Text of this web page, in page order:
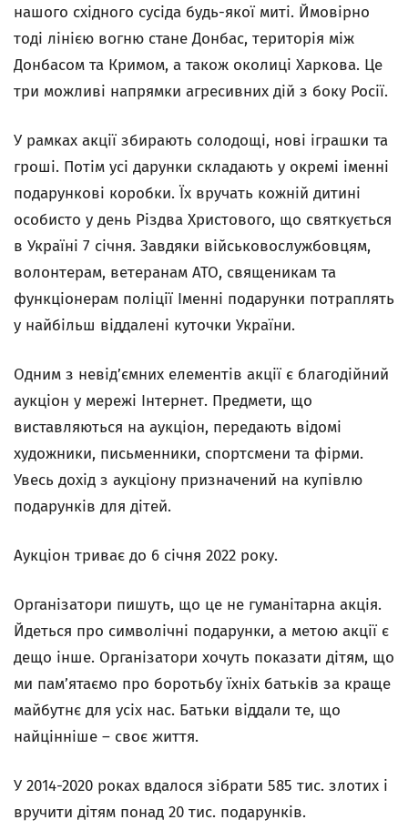
нашого східного сусіда будь-якої миті. Ймовірно
тоді лінією вогню стане Донбас, територія між
Донбасом та Кримом, а також околиці Харкова. Це
три можливі напрямки агресивних дій з боку Росії.
​У рамках акції збирають солодощі, нові іграшки та
гроші. Потім усі дарунки складають у окремі іменні
подарункові коробки. Їх вручать кожній дитині
особисто у день Різдва Христового, що святкується
в Україні 7 січня. Завдяки військовослужбовцям,
волонтерам, ветеранам АТО, священикам та
функціонерам поліції Іменні подарунки потраплять
у найбільш віддалені куточки України.
Одним з невід’ємних елементів акції є благодійний
аукціон у мережі Інтернет. Предмети, що
виставляються на аукціон, передають відомі
художники, письменники, спортсмени та фірми.
Увесь дохід з аукціону призначений на купівлю
подарунків для дітей.
Аукціон триває до 6 січня 2022 року.
Організатори пишуть, що це не гуманітарна акція.
Йдеться про символічні подарунки, а метою акції є
дещо інше. Організатори хочуть показати дітям, що
ми пам’ятаємо про боротьбу їхніх батьків за краще
майбутнє для усіх нас. Батьки віддали те, що
найцінніше – своє життя.
У 2014-2020 роках вдалося зібрати 585 тис. злотих і
вручити дітям понад 20 тис. подарунків.